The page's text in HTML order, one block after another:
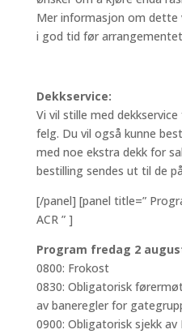
Mer informasjon om dette
i god tid før
Dekkservice:
Vi vil stille med
felg. Du vil også kunne
med noe ekstra dekk for
bestilling sendes ut til de
[/panel] [panel title=”
ACR ” ]
Program fredag 2
0800: Frokost
0830: Obligatorisk
av baneregler for
0900: Obligatorisk sjekk av